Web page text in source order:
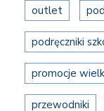
outlet
podręczniki
promocje
przewodniki